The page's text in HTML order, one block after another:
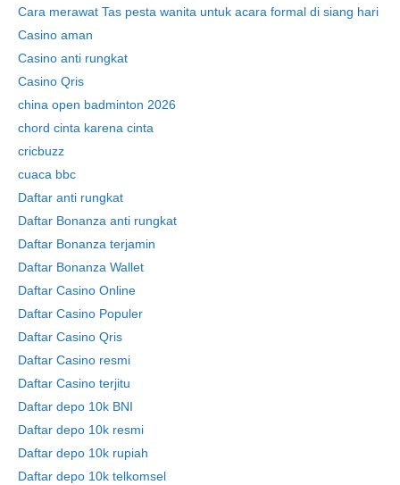
Cara merawat Tas pesta wanita untuk acara formal di siang hari
Casino aman
Casino anti rungkat
Casino Qris
china open badminton 2026
chord cinta karena cinta
cricbuzz
cuaca bbc
Daftar anti rungkat
Daftar Bonanza anti rungkat
Daftar Bonanza terjamin
Daftar Bonanza Wallet
Daftar Casino Online
Daftar Casino Populer
Daftar Casino Qris
Daftar Casino resmi
Daftar Casino terjitu
Daftar depo 10k BNI
Daftar depo 10k resmi
Daftar depo 10k rupiah
Daftar depo 10k telkomsel